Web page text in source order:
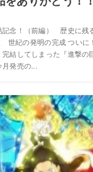
記念！（前編） 歴史に残
紀の発明の完成 ついに
結してしまった『進撃の
月発売の...